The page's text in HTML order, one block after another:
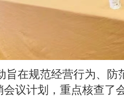
旨在规范经营行为、防
议计划，重点核查了